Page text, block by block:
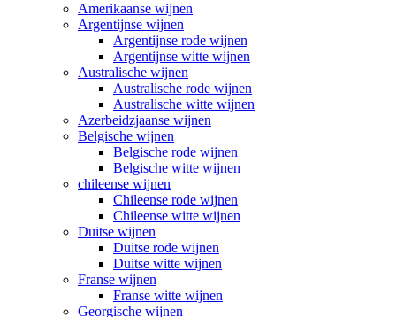
Amerikaanse wijnen
Argentijnse wijnen
Argentijnse rode wijnen
Argentijnse witte wijnen
Australische wijnen
Australische rode wijnen
Australische witte wijnen
Azerbeidzjaanse wijnen
Belgische wijnen
Belgische rode wijnen
Belgische witte wijnen
chileense wijnen
Chileense rode wijnen
Chileense witte wijnen
Duitse wijnen
Duitse rode wijnen
Duitse witte wijnen
Franse wijnen
Franse witte wijnen
Georgische wijnen